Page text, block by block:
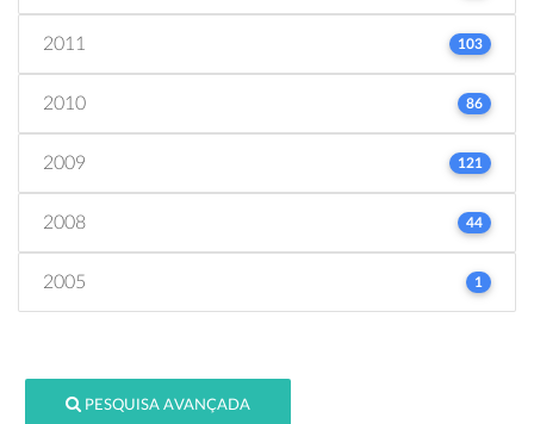
2011 103
2010 86
2009 121
2008 44
2005 1
PESQUISA AVANÇADA